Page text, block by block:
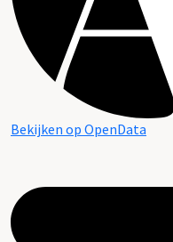
Bekijken op OpenData